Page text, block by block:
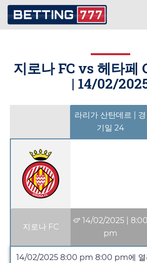
지로나 FC vs 헤타페
| 14/02/
라리가 산탄데르 | 경
기일 24
지로나 FC
14/02/2025| 8:00
pm
14/02/2025 8:00 pm 8:00 pm에